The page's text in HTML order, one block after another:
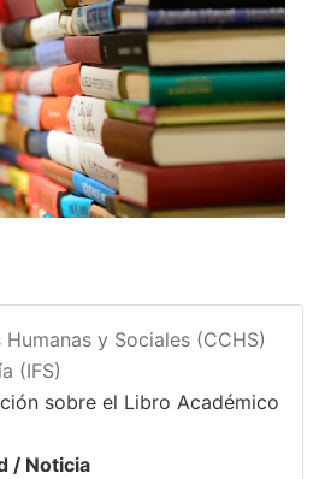
y Sociales (CCHS)
(IFS)
sobre el Libro Académico
/ Noticia